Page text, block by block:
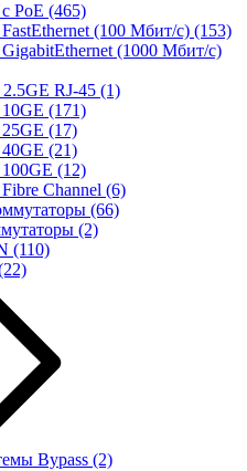
PoE (465)
(100 Мбит/с) (153)
(1000 Мбит/с)
RJ-45 (1)
(171)
(17)
(21)
(12)
Channel (6)
(66)
(2)
(110)
Bypass (2)